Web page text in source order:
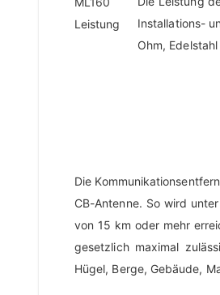
Installations-
Ohm, Edelstahl
Die
CB-Antenne. So wird
von 15 km oder mehr
gesetzlich maximal
Hügel, Berge, Gebäude,